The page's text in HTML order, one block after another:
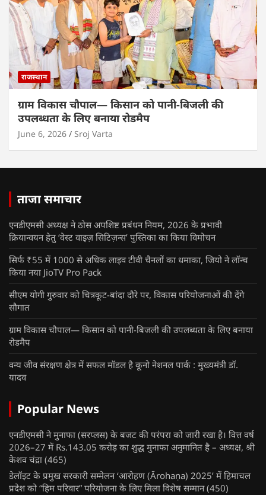
राजस्थान
ग्राम विकास चौपाल— किसान को पानी-बिजली की
उपलब्धता के लिए बनाया रोडमैप
June 6, 2026 Sroj Varta
ताजा समाचार
एनडीएमसी अध्यक्ष ने ठोस अपशिष्ट प्रबंधन नियम, 2026 के प्रभावी
क्रियान्वयन हेतु ‘वेस्ट वाइज़ सिटिज़न्स’ पुस्तिका का किया विमोचन
सिर्फ ₹55 में 1000 से अधिक लाइव टीवी चैनलों का धमाका, जियो ने लॉन्च
किया नया JioTV Pro Pack
सीएम योगी गुरुवार को चित्रकूट-बांदा दौरे पर, विकास परियोजनाओं की देंगे
सौगात
ग्राम विकास चौपाल— किसान को पानी-बिजली की उपलब्धता के लिए बनाया
रोडमैप
वन्य जीव संरक्षण क्षेत्र में सफल मॉडल है कूनो नेशनल पार्क : मुख्यमंत्री डॉ.
यादव
Popular News
एनडीएमसी ने मुनाफा (सरप्लस) के बजट की परंपरा को जारी रखा है। वित्त वर्ष
2026–27 में Rs.143.05 करोड़ का शुद्ध मुनाफा अनुमानित है – अध्यक्ष, श्री
केशव चंद्रा (465)
डेलॉइट के प्रमुख सरकारी सम्मेलन ‘आरोहण (Ārohaṇa) 2025’ में हिमाचल
प्रदेश को “हिम परिवार” परियोजना के लिए मिला विशेष सम्मान (450)